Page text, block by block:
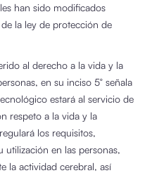
han sido modificados
la ley de protección de
al derecho a la vida y la
en su inciso 5° señala
estará al servicio de
respeto a la vida y la
los requisitos,
utilización en las personas,
la actividad cerebral, así